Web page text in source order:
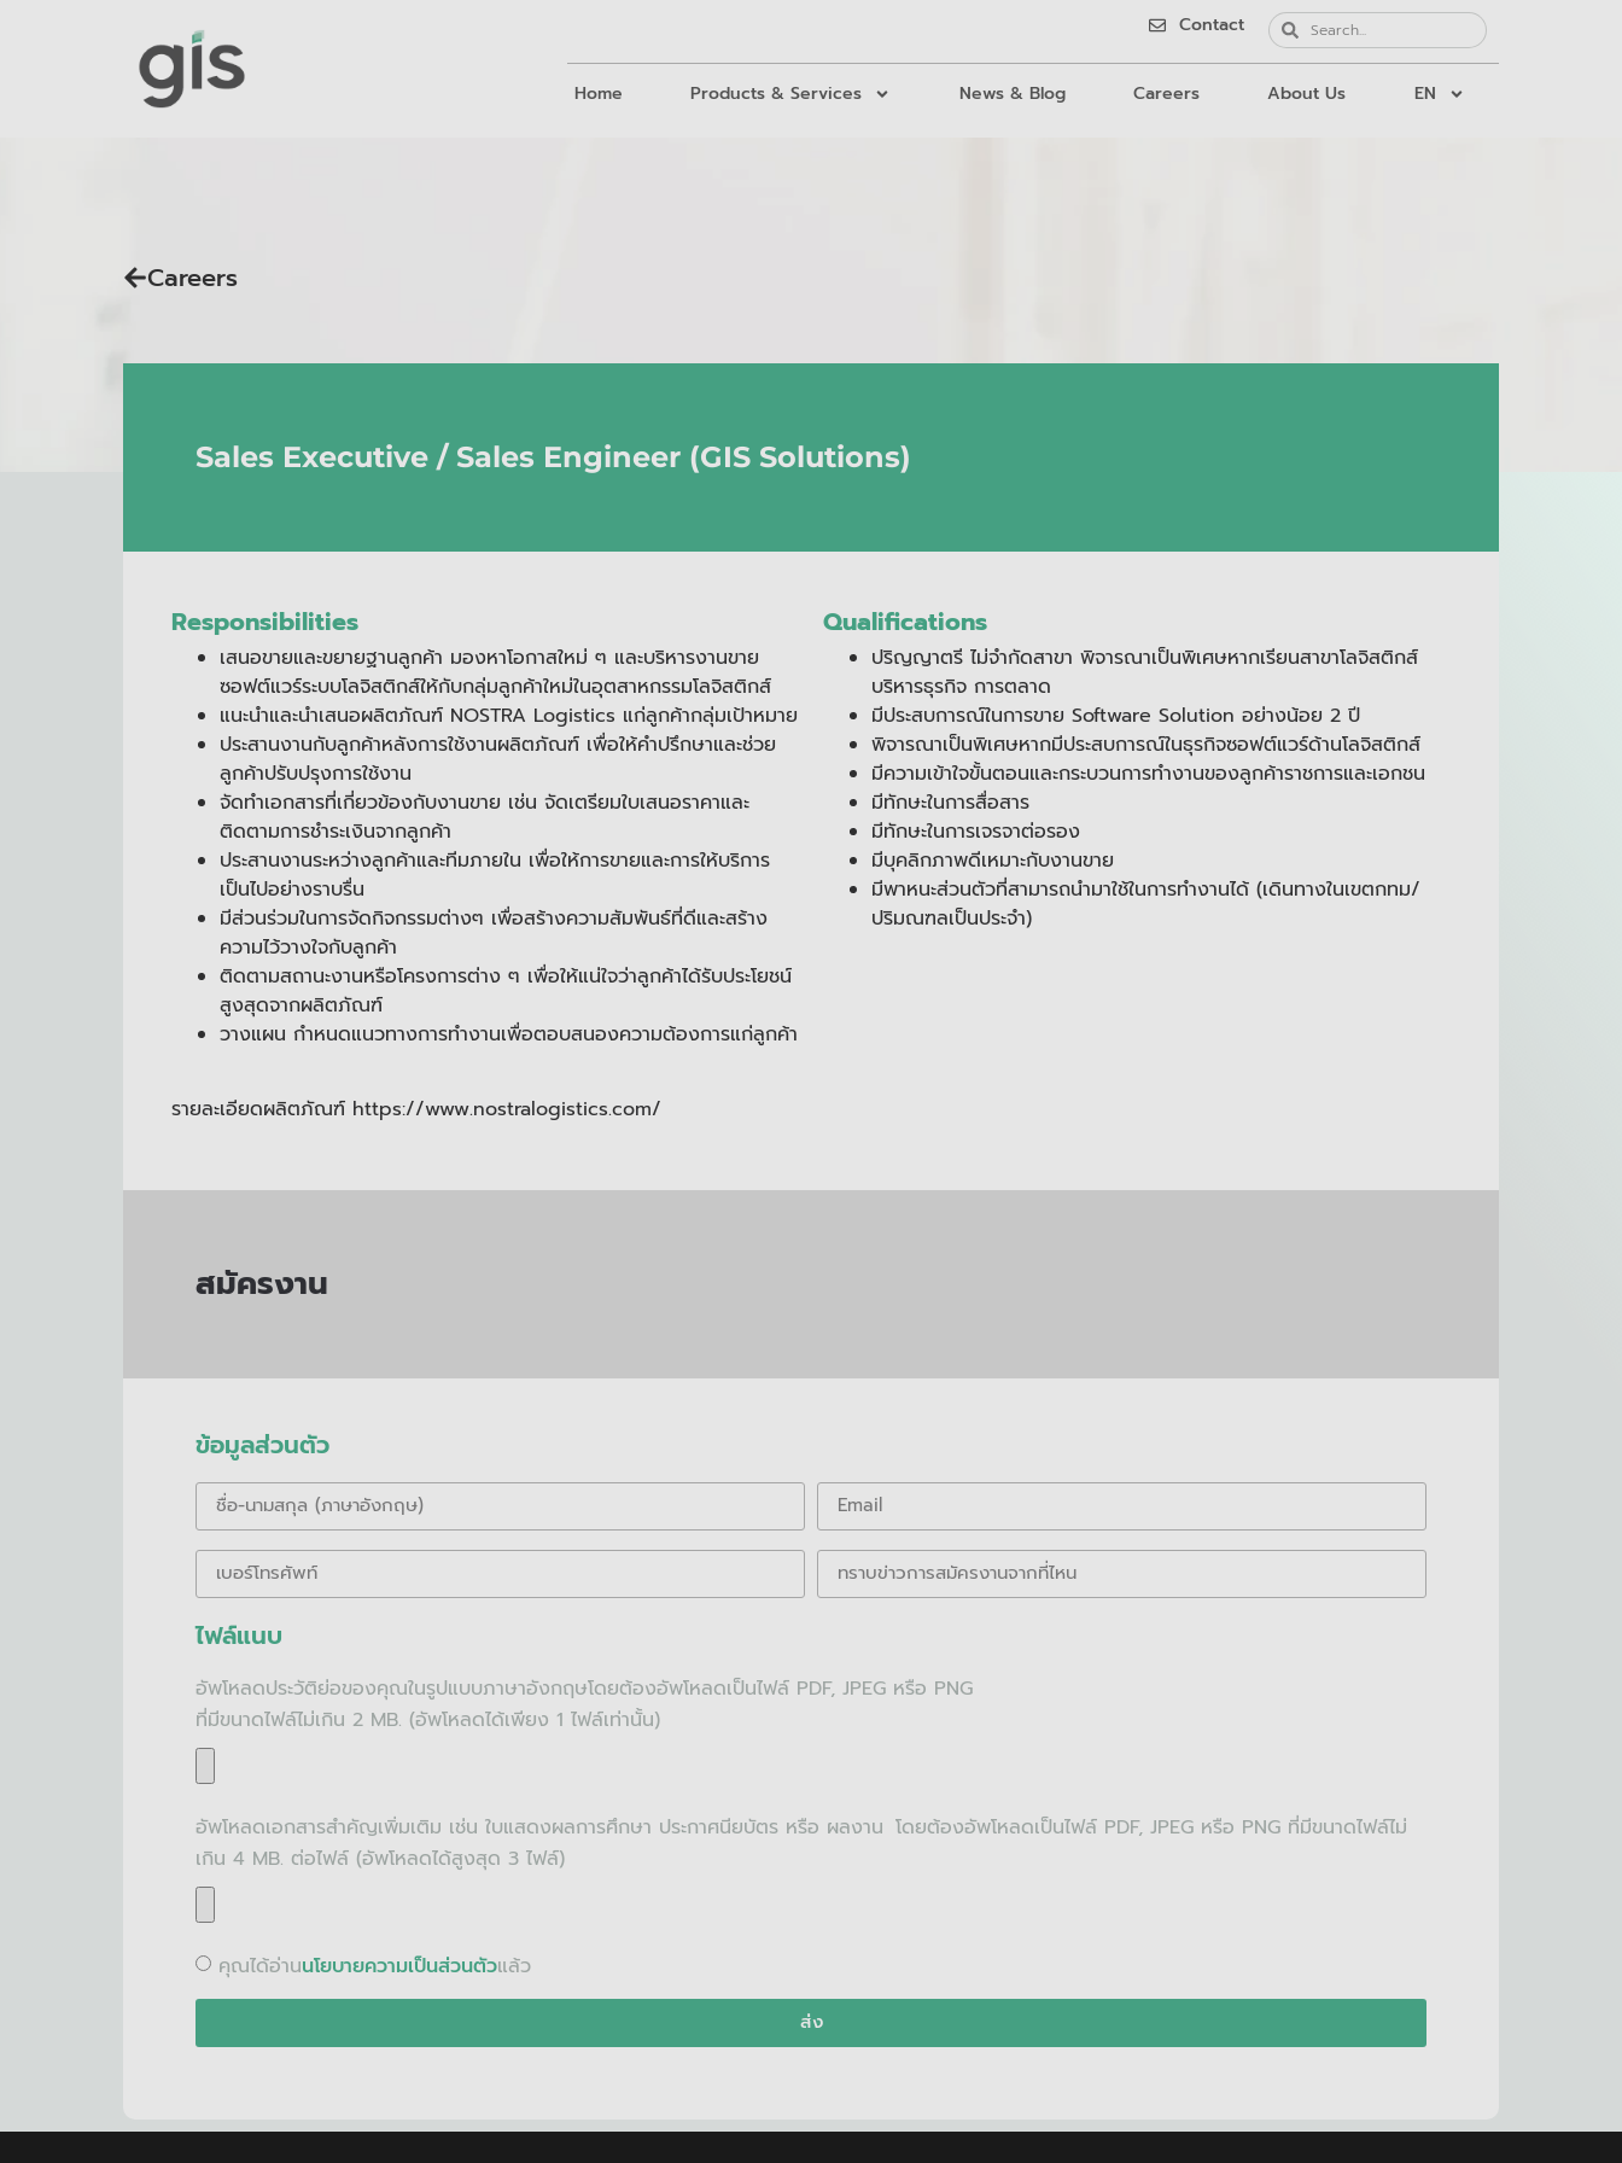
Contact
Home Products & Services News & Blog Careers About Us EN
Careers
Sales Executive / Sales Engineer (GIS Solutions)
Responsibilities
เสนอขายและขยายฐานลูกค้า มองหาโอกาสใหม่ ๆ และบริหารงานขาย
ซอฟต์แวร์ระบบโลจิสติกส์ให้กับกลุ่มลูกค้าใหม่ในอุตสาหกรรมโลจิสติกส์
แนะนำและนำเสนอผลิตภัณฑ์ NOSTRA Logistics แก่ลูกค้ากลุ่มเป้าหมาย
ประสานงานกับลูกค้าหลังการใช้งานผลิตภัณฑ์ เพื่อให้คำปรึกษาและช่วย
ลูกค้าปรับปรุงการใช้งาน
จัดทำเอกสารที่เกี่ยวข้องกับงานขาย เช่น จัดเตรียมใบเสนอราคาและ
ติดตามการชำระเงินจากลูกค้า
ประสานงานระหว่างลูกค้าและทีมภายใน เพื่อให้การขายและการให้บริการ
เป็นไปอย่างราบรื่น
มีส่วนร่วมในการจัดกิจกรรมต่างๆ เพื่อสร้างความสัมพันธ์ที่ดีและสร้าง
ความไว้วางใจกับลูกค้า
ติดตามสถานะงานหรือโครงการต่าง ๆ เพื่อให้แน่ใจว่าลูกค้าได้รับประโยชน์
สูงสุดจากผลิตภัณฑ์
วางแผน กำหนดแนวทางการทำงานเพื่อตอบสนองความต้องการแก่ลูกค้า
รายละเอียดผลิตภัณฑ์ https://www.nostralogistics.com/
Qualifications
ปริญญาตรี ไม่จำกัดสาขา พิจารณาเป็นพิเศษหากเรียนสาขาโลจิสติกส์
บริหารธุรกิจ การตลาด
มีประสบการณ์ในการขาย Software Solution อย่างน้อย 2 ปี
พิจารณาเป็นพิเศษหากมีประสบการณ์ในธุรกิจซอฟต์แวร์ด้านโลจิสติกส์
มีความเข้าใจขั้นตอนและกระบวนการทำงานของลูกค้าราชการและเอกชน
มีทักษะในการสื่อสาร
มีทักษะในการเจรจาต่อรอง
มีบุคลิกภาพดีเหมาะกับงานขาย
มีพาหนะส่วนตัวที่สามารถนำมาใช้ในการทำงานได้ (เดินทางในเขตกทม/
ปริมณฑลเป็นประจำ)
สมัครงาน
ข้อมูลส่วนตัว
ไฟล์แนบ
อัพโหลดประวัติย่อของคุณในรูปแบบภาษาอังกฤษโดยต้องอัพโหลดเป็นไฟล์ PDF, JPEG หรือ PNG
ที่มีขนาดไฟล์ไม่เกิน 2 MB. (อัพโหลดได้เพียง 1 ไฟล์เท่านั้น)
อัพโหลดเอกสารสำคัญเพิ่มเติม เช่น ใบแสดงผลการศึกษา ประกาศนียบัตร หรือ ผลงาน โดยต้องอัพโหลดเป็นไฟล์ PDF, JPEG หรือ PNG ที่มีขนาดไฟล์ไม่
เกิน 4 MB. ต่อไฟล์ (อัพโหลดได้สูงสุด 3 ไฟล์)
คุณได้อ่านนโยบายความเป็นส่วนตัวแล้ว
ส่ง